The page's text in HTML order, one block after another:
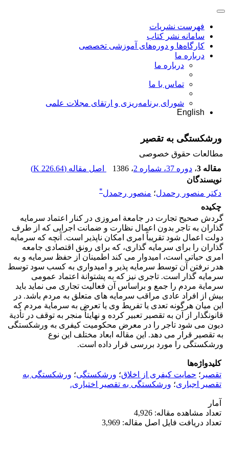
فهرست نشریات
سامانه نشر کتاب
کارگاه‌ها و دوره‌های آموزشی تخصصی
درباره ما
درباره ما
تماس با ما
شورای برنامه‌ریزی و ارتقای مجلات علمی
English
ورشکستگی به تقصیر
مطالعات حقوق خصوصی
مقاله 3
، دوره 37، شماره 2 ، 1386 اصل مقاله (226.64 K
)
نویسندگان
دکتر منصور رحمدل؛ منصور رحمدل*
چکیده
گردش صحیح تجارت در جامعة امروزی در کنار اعتماد سرمایه
گذاران به تاجر بدون اعمال نظارت و ضمانت اجرایی که از طرف
دولت اعمال شود تقریباً امری امکان ناپذیر است. آنچه که سرمایه
گذاران را برای سرمایه گذاری، که برای رونق اقتصادی جامعه
امری حیاتی است، امیدوار می کند اطمینان از حفظ سرمایه و به
هدر نرفتن آن توسط سرمایه پذیر و امیدواری به کسب سود توسط
سرمایه گذار است. تاجری نیز که به پشتوانة اعتماد عمومی
سرمایة مردم را جمع و براساس آن فعالیت تجاری می نماید باید
بیش از افراد عادی مراقب سرمایه های متعلق به مردم باشد. در
این میان هرگونه تعدی یا تفریط وی یا تعرض به سرمایة مردم که
قانونگذار از آن به تقصیر تعبیر کرده و نهایتاً منجر به توقف در تأدیة
دیون می شود تاجر را در معرض محکومیت کیفری به ورشکستگی
به تقصیر قرار می دهد. این مقاله ابعاد مختلف این نوع
ورشکستگی را مورد بررسی قرار داده است.
کلیدواژه‌ها
تقصیر ؛ حمایت کیفری از اخلاق؛ ورشکستگی؛ ورشکستگی به
تقصیر اجباری؛ ورشکستگی به تقصیر اختیاری.
آمار
تعداد مشاهده مقاله: 4,926
تعداد دریافت فایل اصل مقاله: 3,969